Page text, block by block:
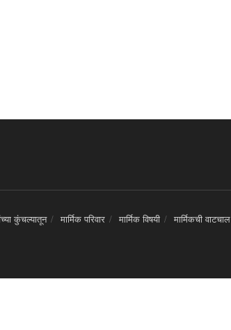
कुंचल्यातून मार्मिक परिवार मार्मिक विषयी मार्मिकची वाटचाल